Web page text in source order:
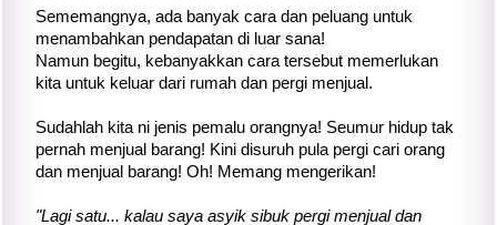
Sememangnya, ada banyak cara dan peluang untuk
menambahkan pendapatan di luar sana!
Namun begitu, kebanyakkan cara tersebut memerlukan
kita untuk keluar dari rumah dan pergi menjual.
Sudahlah kita ni jenis pemalu orangnya! Seumur hidup tak
pernah menjual barang! Kini disuruh pula pergi cari orang
dan menjual barang! Oh! Memang mengerikan!
"Lagi satu... kalau saya asyik sibuk pergi menjual dan